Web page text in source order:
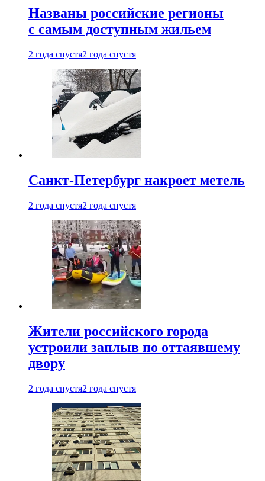
Названы российские регионы
с самым доступным жильем
2 года спустя2 года спустя
Санкт-Петербург накроет метель
2 года спустя2 года спустя
Жители российского города
устроили заплыв по оттаявшему
двору
2 года спустя2 года спустя